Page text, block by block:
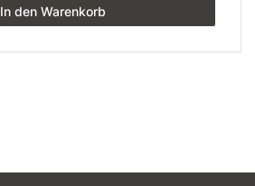
In den Warenkorb